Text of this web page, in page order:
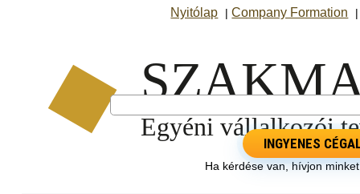
Nyitólap |Company Formation
INGYENES
Ha kérdése van, hívjon